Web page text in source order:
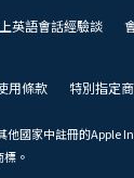
英語會話經驗談
用條款 特別指定
他國家中註冊的Apple
。